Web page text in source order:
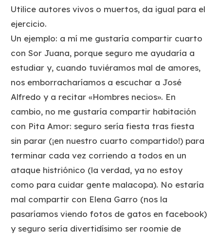
Utilice autores vivos o muertos, da igual para el
ejercicio.
Un ejemplo: a mí me gustaría compartir cuarto
con Sor Juana, porque seguro me ayudaría a
estudiar y, cuando tuviéramos mal de amores,
nos emborracharíamos a escuchar a José
Alfredo y a recitar «Hombres necios». En
cambio, no me gustaría compartir habitación
con Pita Amor: seguro sería fiesta tras fiesta
sin parar (¡en nuestro cuarto compartido!) para
terminar cada vez corriendo a todos en un
ataque histriónico (la verdad, ya no estoy
como para cuidar gente malacopa). No estaría
mal compartir con Elena Garro (nos la
pasaríamos viendo fotos de gatos en facebook)
y seguro sería divertidísimo ser roomie de